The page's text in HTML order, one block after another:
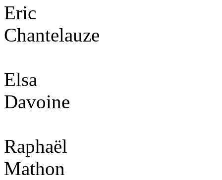
Eric
Chantelauze
Elsa
Davoine
Raphaël
Mathon